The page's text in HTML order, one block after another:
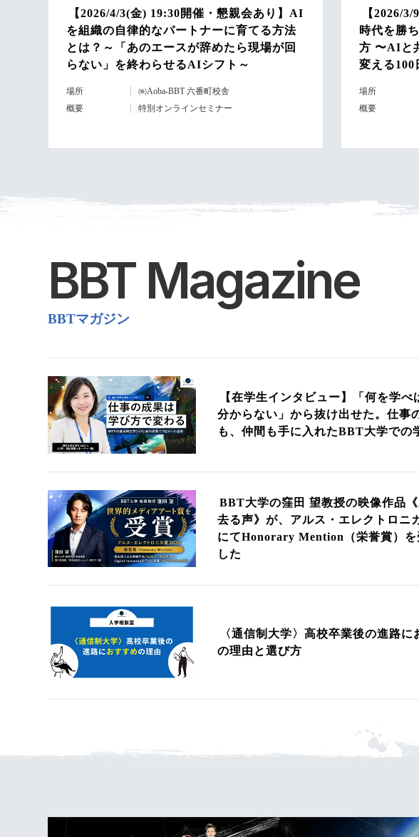
【2026/4/3(金) 19:30開催・懇親会あり】AI
を組織の自律的なパートナーに育てる方法
とは？～「あのエースが辞めたら現場が回
らない」を終わらせるAIシフト～
場所
㈱Aoba-BBT 六番町校舎
概要
特別オンラインセミナー
【2026/
時代を勝
方 〜AIと
変える100
場所
概要
BBT Magazine
BBTマガジン
【在学生インタビュー】「何を学べ
分からない」から抜け出せた。仕事
も、仲間も手に入れたBBT大学での
BBT大学の窪田 望教授の映像作品
去る声》が、アルス・エレクトロニ
にてHonorary Mention（栄誉賞）を
した
〈通信制大学〉高校卒業後の進路に
の理由と選び方